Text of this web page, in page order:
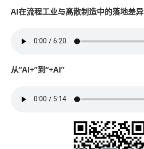
AI在流程工业与离散制造中的落地差异
从“AI+”到“+AI”